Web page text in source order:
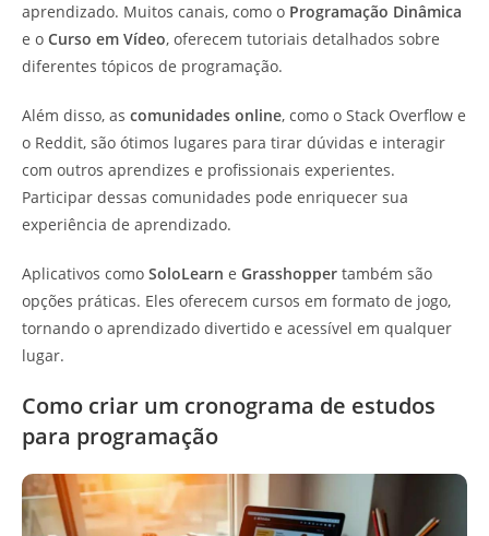
aprendizado. Muitos canais, como o Programação Dinâmica
e o Curso em Vídeo, oferecem tutoriais detalhados sobre
diferentes tópicos de programação.
Além disso, as comunidades online, como o Stack Overflow e
o Reddit, são ótimos lugares para tirar dúvidas e interagir
com outros aprendizes e profissionais experientes.
Participar dessas comunidades pode enriquecer sua
experiência de aprendizado.
Aplicativos como SoloLearn e Grasshopper também são
opções práticas. Eles oferecem cursos em formato de jogo,
tornando o aprendizado divertido e acessível em qualquer
lugar.
Como criar um cronograma de estudos
para programação